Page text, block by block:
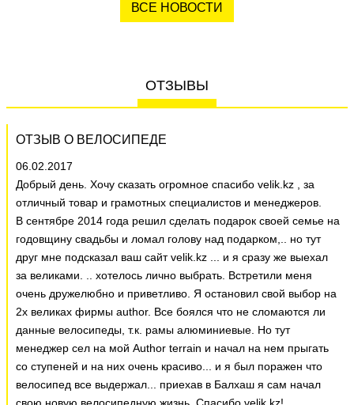
ВСЕ НОВОСТИ
ОТЗЫВЫ
ОТЗЫВ О ВЕЛОСИПЕДЕ
06.02.2017
Добрый день. Хочу сказать огромное спасибо velik.kz , за
отличный товар и грамотных специалистов и менеджеров.
В сентябре 2014 года решил сделать подарок своей семье на
годовщину свадьбы и ломал голову над подарком,.. но тут
друг мне подсказал ваш сайт velik.kz ... и я сразу же выехал
за великами. .. хотелось лично выбрать. Встретили меня
очень дружелюбно и приветливо. Я остановил свой выбор на
2х великах фирмы author. Все боялся что не сломаются ли
данные велосипеды, т.к. рамы алюминиевые. Но тут
менеджер сел на мой Author terrain и начал на нем прыгать
со ступеней и на них очень красиво... и я был поражен что
велосипед все выдержал... приехав в Балхаш я сам начал
свою новую велосипедную жизнь. Спасибо velik.kz!